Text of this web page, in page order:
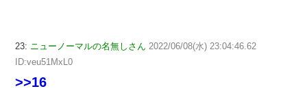
23: ニューノーマルの名無しさん 2022/06/08(水) 23:04:46.62
ID:veu51MxL0
>>16